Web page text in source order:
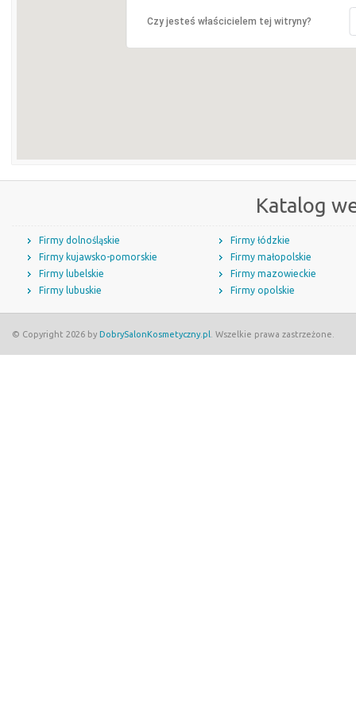
Czy jesteś właścicielem tej witryny?
Katalog
Firmy dolnośląskie
Firmy kujawsko-pomorskie
Firmy lubelskie
Firmy lubuskie
Firmy łódzkie
Firmy małopolskie
Firmy mazowieckie
Firmy opolskie
© Copyright 2026 by DobrySalonKosmetyczny.pl . Wszelkie prawa zastrzeżone.